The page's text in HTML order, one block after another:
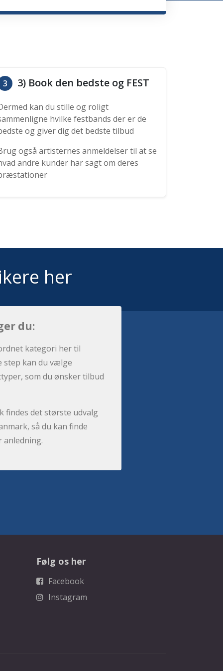
3 3) Book den bedste og FEST
kan du stille og roligt
hvilke festbands der er de
og giver dig det bedste tilbud
også artisternes anmeldelser til at se
andre kunder har sagt om deres
her
du:
kategori her til
step kan du vælge
som du ønsker tilbud
findes det største udvalg
så du kan finde
anledning.
Følg os her
Facebook
Instagram